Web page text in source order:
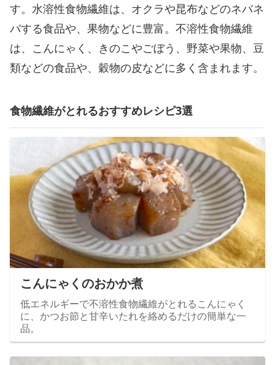
す。水溶性食物繊維は、オクラや昆布などのネバネ
バする食品や、果物などに豊富。不溶性食物繊維
は、こんにゃく、きのこやごぼう、野菜や果物、豆
類などの食品や、穀物の皮などに多く含まれます。
食物繊維がとれるおすすめレシピ3選
こんにゃくのおかか煮
低エネルギーで不溶性食物繊維がとれるこんにゃく
に、かつお節と甘辛いたれを絡めるだけの簡単な一
品。